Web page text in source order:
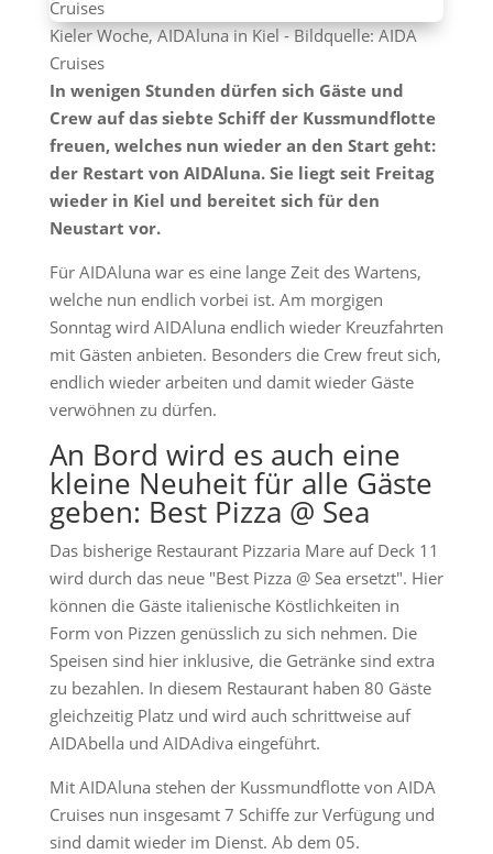
Kieler Woche, AIDAluna in Kiel - Bildquelle: AIDA
Cruises
In wenigen Stunden dürfen sich Gäste und
Crew auf das siebte Schiff der Kussmundflotte
freuen, welches nun wieder an den Start geht:
der Restart von AIDAluna. Sie liegt seit Freitag
wieder in Kiel und bereitet sich für den
Neustart vor.
Für AIDAluna war es eine lange Zeit des Wartens,
welche nun endlich vorbei ist. Am morgigen
Sonntag wird AIDAluna endlich wieder Kreuzfahrten
mit Gästen anbieten. Besonders die Crew freut sich,
endlich wieder arbeiten und damit wieder Gäste
verwöhnen zu dürfen.
An Bord wird es auch eine
kleine Neuheit für alle Gäste
geben: Best Pizza @ Sea
Das bisherige Restaurant Pizzaria Mare auf Deck 11
wird durch das neue "Best Pizza @ Sea ersetzt". Hier
können die Gäste italienische Köstlichkeiten in
Form von Pizzen genüsslich zu sich nehmen. Die
Speisen sind hier inklusive, die Getränke sind extra
zu bezahlen. In diesem Restaurant haben 80 Gäste
gleichzeitig Platz und wird auch schrittweise auf
AIDAbella und AIDAdiva eingeführt.
Mit AIDAluna stehen der Kussmundflotte von AIDA
Cruises nun insgesamt 7 Schiffe zur Verfügung und
sind damit wieder im Dienst. Ab dem 05.